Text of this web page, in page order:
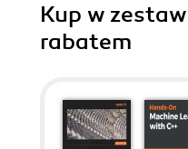
Kup w
rabatem